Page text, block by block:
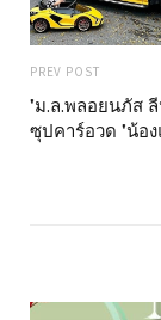
PREV POST
"ม.ล.พลอยนภัส
ซุปคาร์อวด "น้อ